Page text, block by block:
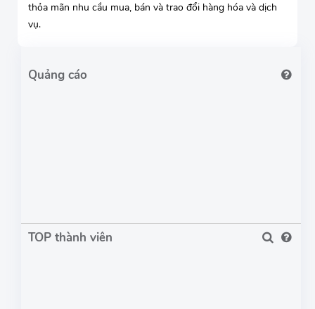
thỏa mãn nhu cầu mua, bán và trao đổi hàng hóa và dịch
vụ.
TOP thành viên